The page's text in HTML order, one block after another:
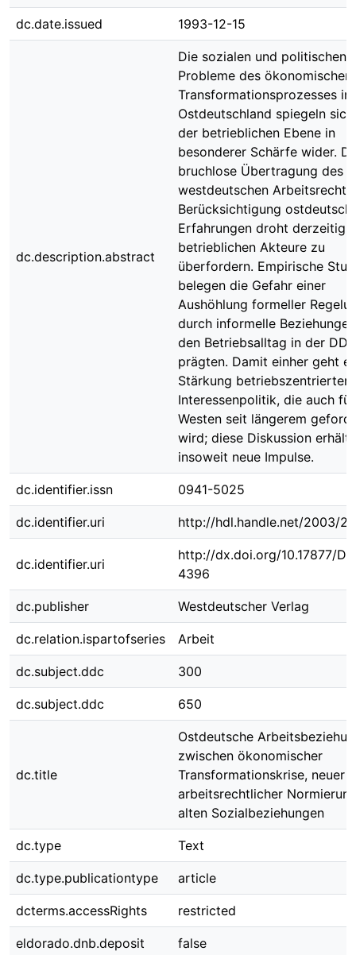
dc.date.issued 1993-12-15
dc.description.abstract
Die sozialen und politischen
Probleme des ökonomischen
Transformationsprozesses in
Ostdeutschland spiegeln
der betrieblichen Ebene in
besonderer Schärfe wider.
bruchlose Übertragung des
westdeutschen Arbeitsrechts
Berücksichtigung
Erfahrungen droht derzeitig
betrieblichen Akteure zu
überfordern. Empirische
belegen die Gefahr einer
Aushöhlung formeller
durch informelle
den Betriebsalltag in der DDR
prägten. Damit einher geht
Stärkung betriebszentrierter
Interessenpolitik, die auch
Westen seit längerem
wird; diese Diskussion erhält
insoweit neue Impulse.
dc.identifier.issn 0941-5025
dc.identifier.uri http://hdl.handle.net/2003/
dc.identifier.uri
http://dx.doi.org/10.17877/
4396
dc.publisher Westdeutscher Verlag
dc.relation.ispartofseries Arbeit
dc.subject.ddc 300
dc.subject.ddc 650
dc.title
Ostdeutsche
zwischen ökonomischer
Transformationskrise, neuer
arbeitsrechtlicher
alten Sozialbeziehungen
dc.type Text
dc.type.publicationtype article
dcterms.accessRights restricted
eldorado.dnb.deposit false